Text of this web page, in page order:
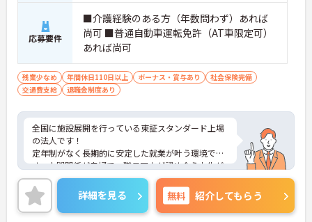
応募要件
■介護経験のある方（年数問わず）あれば
尚可 ■普通自動車運転免許（AT車限定可）
あれば尚可
残業少なめ 年間休日110日以上 ボーナス・賞与あり
社会保険完備
交通費支給
退職金制度あり
全国に施設展開を行っている東証スタンダード上場
の法人です！
定年制がなく長期的に安定した就業が叶う環境で
す。人間関係が良好で、職員同士が認め合う文化が
根付いています。
ご興味のある方には、面接対策ポイントなど、さら
に詳細をご案内しますのでお気軽にご相談くださ
い！
詳細を見る 無料 紹介してもらう